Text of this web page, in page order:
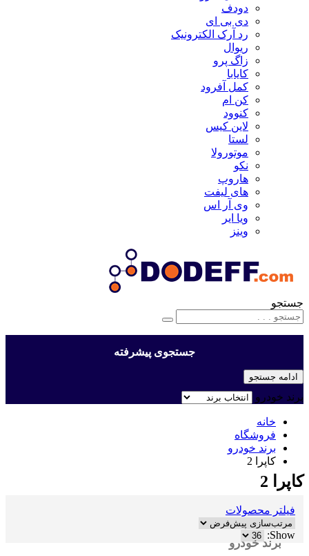
دودف
دی بی ای
رد آرک الکترونیک
ریوال
زاگ پرو
کایابا
کمل آفرود
کن ام
کنوود
لاین کیس
لستا
موتورولا
نکو
هاروپ
های لیفت
وی آر اس
ویا ایر
وینز
جستجو
جستجوی پیشرفته
ادامه جستجو
برند خودرو
خانه
فروشگاه
برند خودرو
کاپرا 2
کاپرا 2
برند خودرو
فیلتر محصولات
Show: